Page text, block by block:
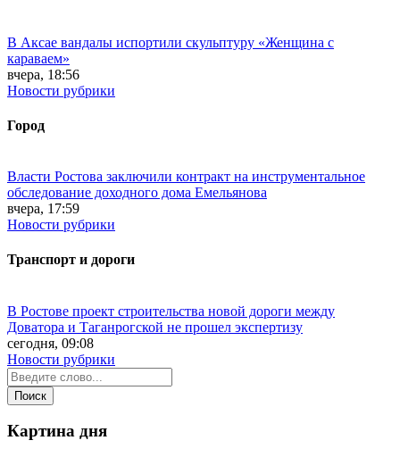
В Аксае вандалы испортили скульптуру «Женщина с
караваем»
вчера, 18:56
Новости рубрики
Город
Власти Ростова заключили контракт на инструментальное
обследование доходного дома Емельянова
вчера, 17:59
Новости рубрики
Транспорт и дороги
В Ростове проект строительства новой дороги между
Доватора и Таганрогской не прошел экспертизу
сегодня, 09:08
Новости рубрики
Картина дня